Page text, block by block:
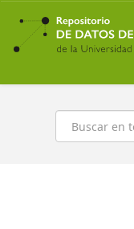
Ir
contenido
principal
Buscar